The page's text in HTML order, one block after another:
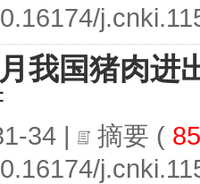
我国猪肉进
34 | 摘要 (